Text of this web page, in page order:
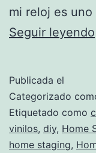
mi reloj es
Seguir leyendo
Publicada el
Categorizado
Etiquetado como
vinilos, diy, Home
home staging,